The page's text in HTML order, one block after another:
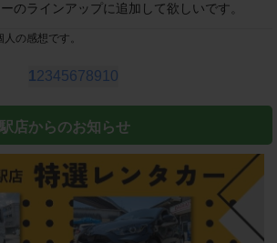
のラインアップに追加して欲しいです。
の感想です。
1 2345678910
店からのお知らせ